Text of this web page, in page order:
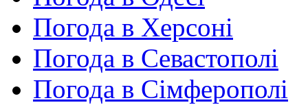
Погода в Херсоні
Погода в Севастополі
Погода в Сімферополі